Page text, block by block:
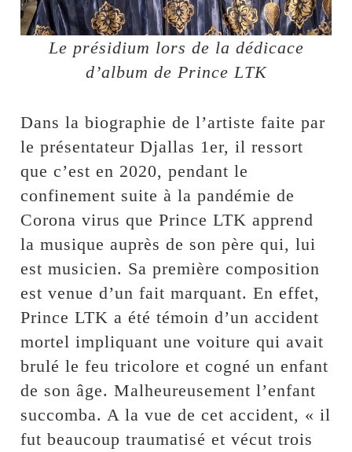
Le présidium lors de la dédicace
d’album de Prince LTK
Dans la biographie de l’artiste faite par
le présentateur Djallas 1er, il ressort
que c’est en 2020, pendant le
confinement suite à la pandémie de
Corona virus que Prince LTK apprend
la musique auprès de son père qui, lui
est musicien. Sa première composition
est venue d’un fait marquant. En effet,
Prince LTK a été témoin d’un accident
mortel impliquant une voiture qui avait
brulé le feu tricolore et cogné un enfant
de son âge. Malheureusement l’enfant
succomba. A la vue de cet accident, « il
fut beaucoup traumatisé et vécut trois